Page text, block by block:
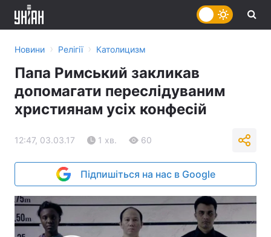
Новини › Релігії › Католицизм
Папа Римський закликав
допомагати переслідуваним
християнам усіх конфесій
12:47, 03.03.17 1 хв. 60
Підпишіться на нас в Google